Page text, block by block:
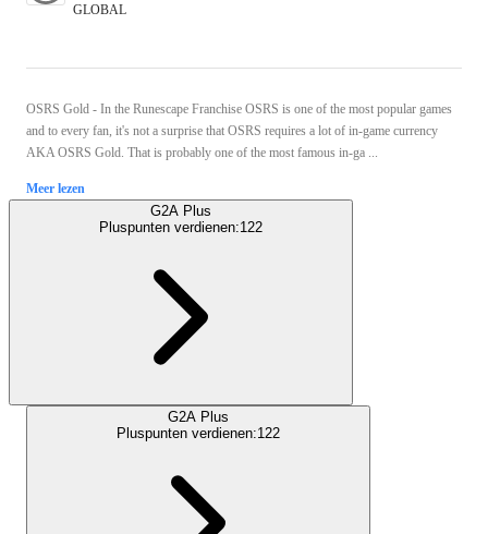
GLOBAL
OSRS Gold - In the Runescape Franchise OSRS is one of the most popular games
and to every fan, it's not a surprise that OSRS requires a lot of in-game currency
AKA OSRS Gold. That is probably one of the most famous in-ga ...
Meer lezen
G2A Plus
Pluspunten verdienen:122
G2A Plus
Pluspunten verdienen:122